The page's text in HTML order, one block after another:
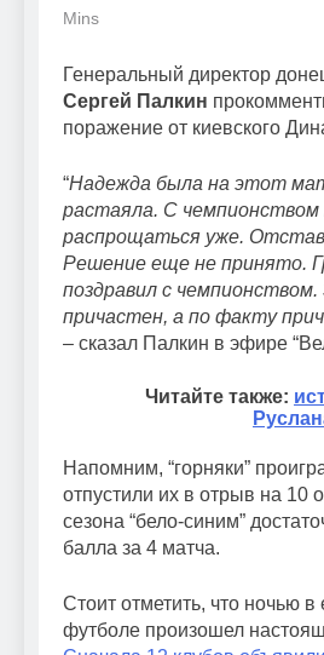
Mins
Генеральный директор
Сергей Палкин
поражение от киевского
“Надежда была на этот
растаяла. С
распрощаться уже.
Решение еще не принято.
поздравил с
причастен, а по факту
– сказал Палкин в эфире
Читайте также:
Напомним, “горняки”
отпустили их в отрыв на 10
сезона “бело-синим”
балла за 4 матча.
Стоит отметить, что ночью в
футболе произошел